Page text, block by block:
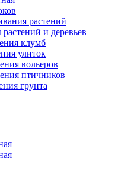
растений
и деревьев
клумб
улиток
вольеров
птичников
грунта